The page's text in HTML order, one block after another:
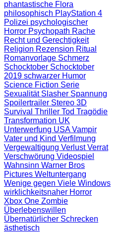
phantastische Flora
philosophisch PlayStation 4
Polizei psychologischer
Horror Psychopath Rache
Recht und Gerechtigkeit
Religion Rezension Ritual
Romanvorlage Schmerz
Schocktober Schocktober
2019 schwarzer Humor
Science Fiction Serie
Sexualität Slasher Spannung
Spoilertrailer Stereo 3D
Survival Thriller Tod Tragödie
Transformation UK
Unterwerfung USAVampir
Vater und Kind Verfilmung
Vergewaltigung VerlustVerrat
Verschwörung Videospiel
Wahnsinn Warner Bros
Pictures Weltuntergang
Wenige gegen Viele Windows
wirklichkeitsnaher Horror
Xbox One Zombie
Überlebenswillen
Übernatürlicher Schrecken
ästhetisch